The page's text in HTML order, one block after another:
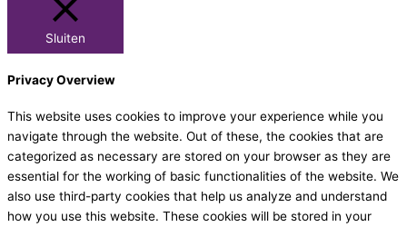
Sluiten
Privacy Overview
This website uses cookies to improve your experience while you
navigate through the website. Out of these, the cookies that are
categorized as necessary are stored on your browser as they are
essential for the working of basic functionalities of the website. We
also use third-party cookies that help us analyze and understand
how you use this website. These cookies will be stored in your